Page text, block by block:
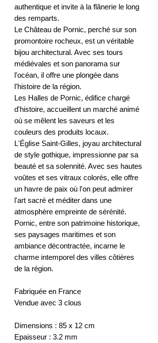
authentique et invite à la flânerie le long
des remparts.
Le Château de Pornic, perché sur son
promontoire rocheux, est un véritable
bijou architectural. Avec ses tours
médiévales et son panorama sur
l'océan, il offre une plongée dans
l'histoire de la région.
Les Halles de Pornic, édifice chargé
d'histoire, accueillent un marché animé
où se mêlent les saveurs et les
couleurs des produits locaux.
L'Église Saint-Gilles, joyau architectural
de style gothique, impressionne par sa
beauté et sa solennité. Avec ses hautes
voûtes et ses vitraux colorés, elle offre
un havre de paix où l'on peut admirer
l'art sacré et méditer dans une
atmosphère empreinte de sérénité.
Pornic, entre son patrimoine historique,
ses paysages maritimes et son
ambiance décontractée, incarne le
charme intemporel des villes côtières
de la région.
Fabriquée en France
Vendue avec 3 clous
Dimensions : 85 x 12 cm
Epaisseur : 3.2 mm